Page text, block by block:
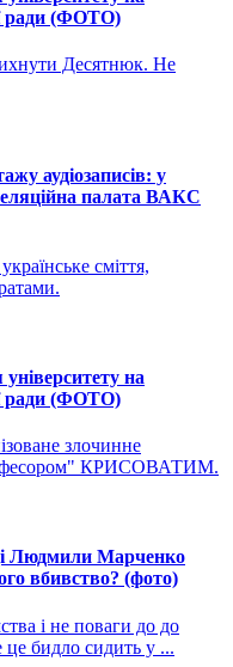
ради (ФОТО)
Десятнюк. Не
аудіозаписів: у
палата ВАКС
сміття,
на
ради (ФОТО)
злочинне
КРИСОВАТИМ.
Людмили Марченко
вбивство? (фото)
і не поваги до до
бидло сидить у ...